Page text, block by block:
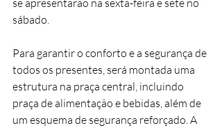
se apresentarão na sexta-feira e sete no
sábado.
Para garantir o conforto e a segurança de
todos os presentes, será montada uma
estrutura na praça central, incluindo
praça de alimentação e bebidas, além de
um esquema de segurança reforçado. A